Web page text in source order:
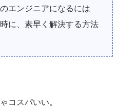
エンジニアになるには
に、素早く解決する方法
コスパいい。